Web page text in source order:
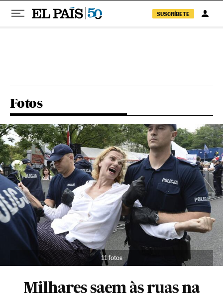
SUSCRÍBETE
Fotos
11 fotos
Milhares saem às ruas na